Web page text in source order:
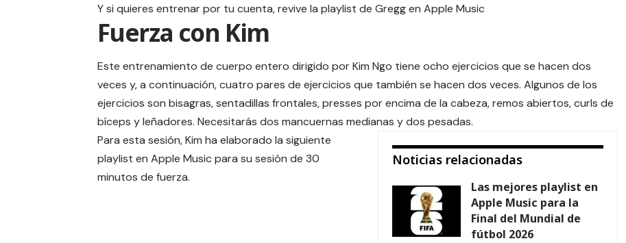
Y si quieres entrenar por tu cuenta, revive la playlist de Gregg en Apple Music
Fuerza con Kim
Este entrenamiento de cuerpo entero dirigido por Kim Ngo tiene ocho ejercicios que se hacen dos
veces y, a continuación, cuatro pares de ejercicios que también se hacen dos veces. Algunos de los
ejercicios son bisagras, sentadillas frontales, presses por encima de la cabeza, remos abiertos, curls de
bíceps y leñadores. Necesitarás dos mancuernas medianas y dos pesadas.
Noticias relacionadas
Las mejores playlist en
Apple Music para la
Final del Mundial de
fútbol 2026
Para esta sesión, Kim ha elaborado la siguiente
playlist en Apple Musicpara su sesión de 30
minutos de fuerza.